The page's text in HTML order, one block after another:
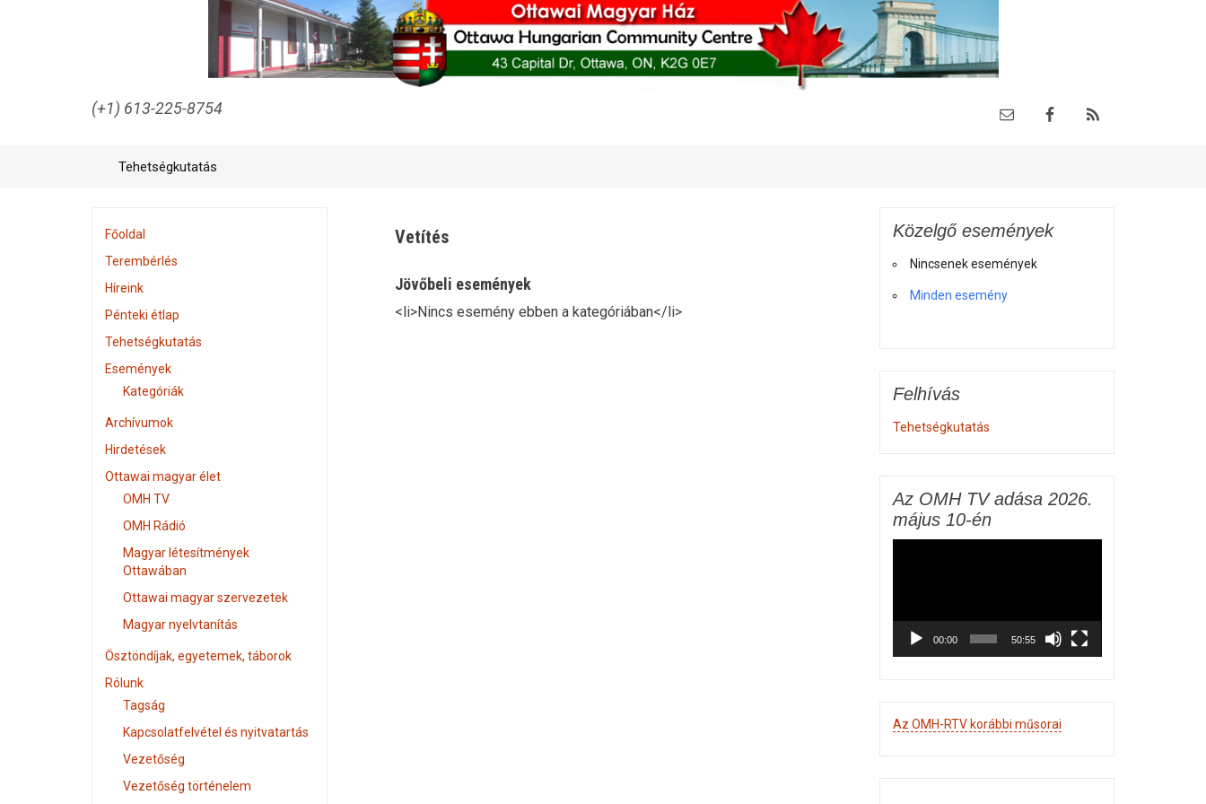
(+1) 613-225-8754
Tehetségkutatás
Főoldal
Terembérlés
Híreink
Pénteki étlap
Tehetségkutatás
Események
Kategóriák
Archívumok
Hirdetések
Ottawai magyar élet
OMH TV
OMH Rádió
Magyar létesítmények
Ottawában
Ottawai magyar szervezetek
Magyar nyelvtanítás
Ösztöndíjak, egyetemek, táborok
Rólunk
Tagság
Kapcsolatfelvétel és nyitvatartás
Vezetőség
Vezetőség történelem
Vetítés
Jövőbeli események
<li>Nincs esemény ebben a kategóriában</li>
Közelgő események
Nincsenek események
Minden esemény
Felhívás
Tehetségkutatás
Az OMH TV adása 2026.
május 10-én
00:00 50:55
Az OMH-RTV korábbi műsorai